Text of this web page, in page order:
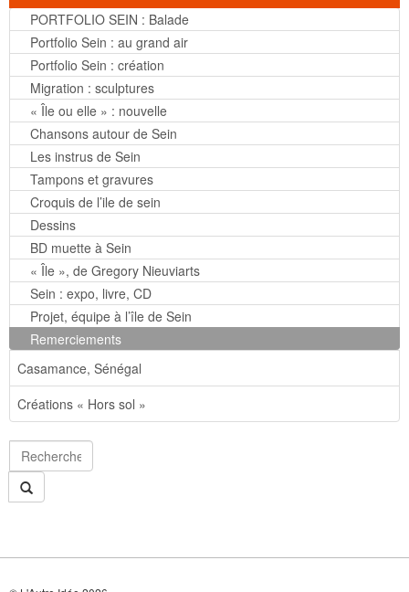
PORTFOLIO SEIN : Balade
Portfolio Sein : au grand air
Portfolio Sein : création
Migration : sculptures
« Île ou elle » : nouvelle
Chansons autour de Sein
Les instrus de Sein
Tampons et gravures
Croquis de l’ile de sein
Dessins
BD muette à Sein
« Île », de Gregory Nieuviarts
Sein : expo, livre, CD
Projet, équipe à l’île de Sein
Remerciements
Casamance, Sénégal
Créations « Hors sol »